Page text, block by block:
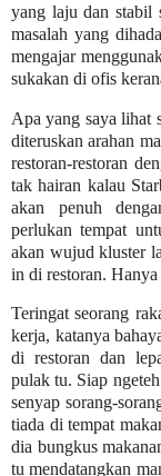
yang laju dan stabil
masalah yang
mengajar
sukakan di ofis
Apa yang saya lihat
diteruskan arahan
restoran-restoran
tak hairan kalau
akan penuh
perlukan tempat
akan wujud kluster
in di restoran.
Teringat seorang
kerja, katanya
di restoran dan
pulak tu. Siap
senyap sorang-
tiada di tempat
dia bungkus
tu mendatangkan